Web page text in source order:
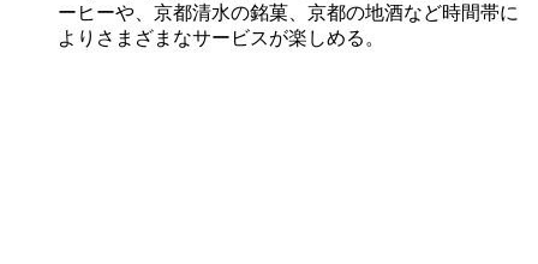
ーヒーや、京都清水の銘菓、京都の地酒など時間帯に
よりさまざまなサービスが楽しめる。